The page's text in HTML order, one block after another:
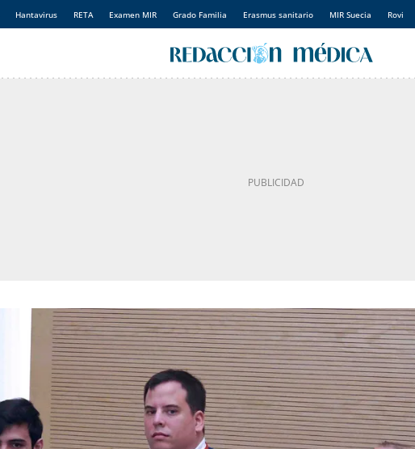
Hantavirus RETA Examen MIR Grado Familia Erasmus sanitario MIR Suecia Rovi